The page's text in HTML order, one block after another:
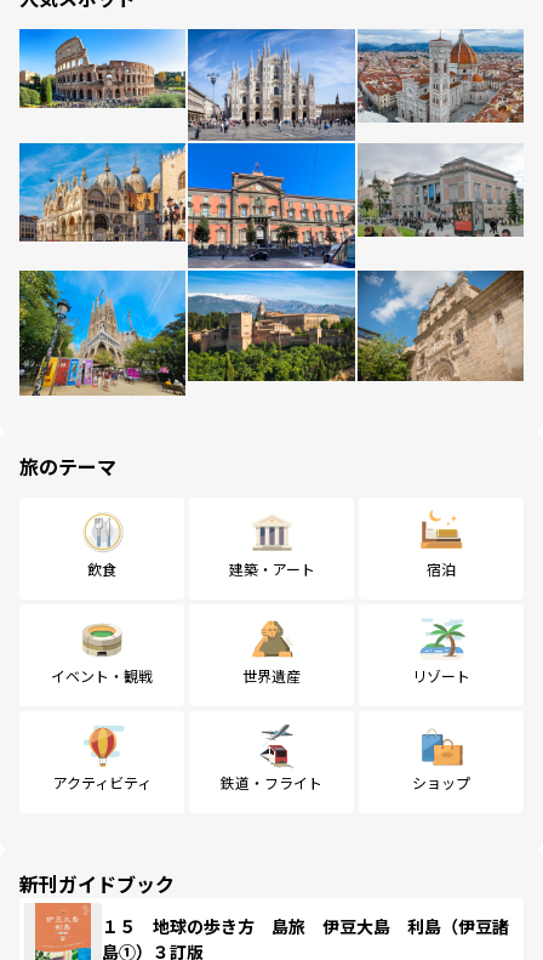
旅のテーマ
飲食 建築・アート 宿泊
イベント・観戦 世界遺産 リゾート
アクティビティ 鉄道・フライト ショップ
新刊ガイドブック
１５ 地球の歩き方 島旅 伊豆大島 利島（伊豆諸
島①）３訂版